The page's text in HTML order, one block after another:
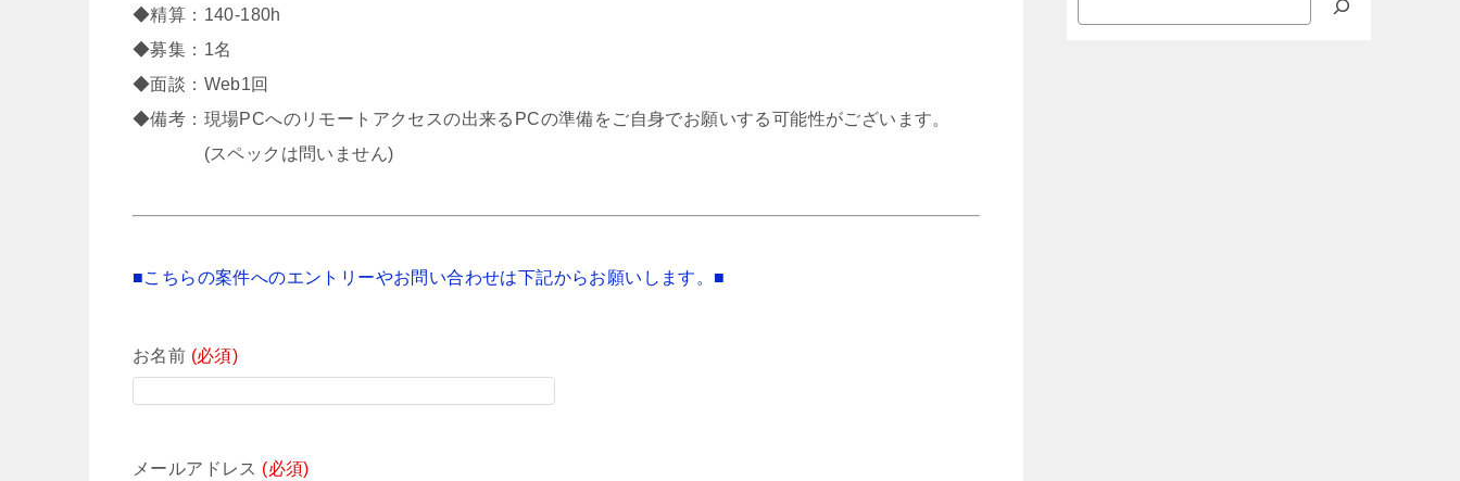
◆精算：140-180h
◆募集：1名
◆面談：Web1回
◆備考：現場PCへのリモートアクセスの出来るPCの準備をご自身でお願いする可能性がございます。
(スペックは問いません)
■こちらの案件へのエントリーやお問い合わせは下記からお願いします。■
お名前 (必須)
メールアドレス (必須)